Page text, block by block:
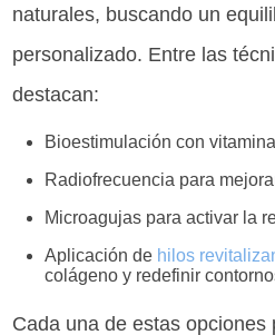
naturales, buscando un
personalizado. Entre las
destacan:
Bioestimulación con
Radiofrecuencia para
Microagujas para activar la
Aplicación de hilos
colágeno y redefinir
Cada una de estas opciones